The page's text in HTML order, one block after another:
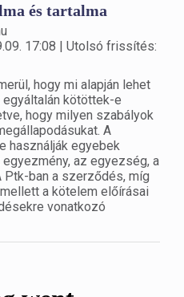
és tartalma
17:08 | Utolsó frissítés:
hogy mi alapján lehet
kötöttek-e
hogy milyen szabályok
A
használják egyebek
az egyezség, a
ban a szerződés, míg
a kötelem előírásai
vonatkozó